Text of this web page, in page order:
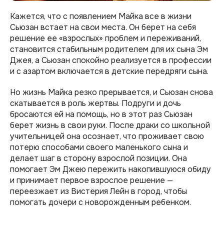
Кажется, что с появлением Майка все в жизни
Сьюзан встает на свои места. Он берет на себя
решение ее «взрослых» проблем и переживаний,
становится стабильным родителем для их сына Эм
Джея, а Сьюзан спокойно реализуется в профессии
и с азартом включается в детские передряги сына.
Но жизнь Майка резко прерывается, и Сьюзан снова
скатывается в роль жертвы. Подруги и дочь
бросаются ей на помощь, но в этот раз Сьюзан
берет жизнь в свои руки. После драки со школьной
учительницей она осознает, что проживает свою
потерю способами своего маленького сына и
делает шаг в сторону взрослой позиции. Она
помогает Эм Джею пережить накопившуюся обиду
и принимает первое взрослое решение —
переезжает из Вистерия Лейн в город, чтобы
помогать дочери с новорожденным ребенком.